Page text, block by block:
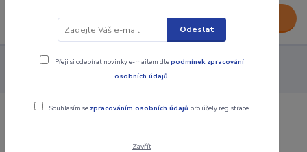
Upínání nástrojů Weldony SK - DIN 69871
Weldon
Odeslat
Přeji si odebírat novinky e-mailem dlepodmínek zpracování
osobních údajů.
Souhlasím se zpracováním osobních údajů pro účely registrace.
Zavřít